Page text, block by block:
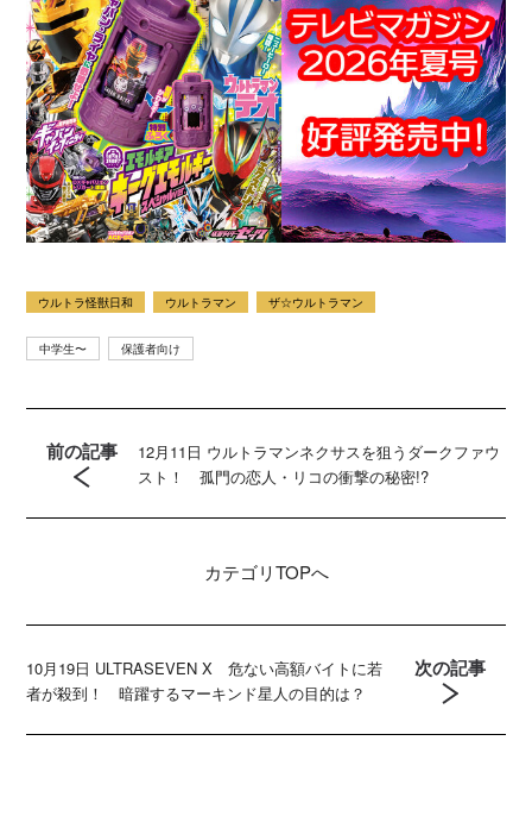
ウルトラ怪獣日和 ウルトラマン ザ☆ウルトラマン
中学生〜 保護者向け
前の記事
12月11日 ウルトラマンネクサスを狙うダークファウ
スト！ 孤門の恋人・リコの衝撃の秘密!?
カテゴリTOPへ
10月19日 ULTRASEVEN X 危ない高額バイトに若
者が殺到！ 暗躍するマーキンド星人の目的は？
次の記事